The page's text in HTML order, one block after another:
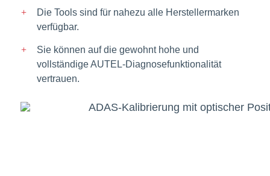
Die Tools sind für nahezu alle Herstellermarken
verfügbar.
Sie können auf die gewohnt hohe und
vollständige AUTEL-Diagnosefunktionalität
vertrauen.